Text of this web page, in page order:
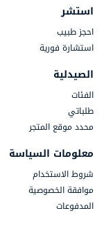
استشر
احجز طبيب
استشارة فورية
الصيدلية
الفئات
طلباتي
محدد موقع المتجر
معلومات السياسة
شروط الاستخدام
موافقة الخصوصية
المدفوعات